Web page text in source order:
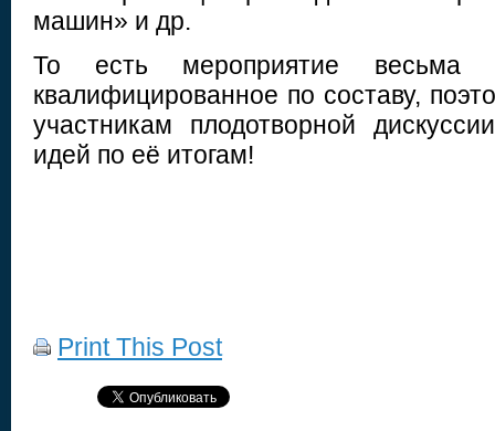
машин» и др.
То есть мероприятие весьма
квалифицированное по составу,
участникам плодотворной
идей по её итогам!
Print This Post